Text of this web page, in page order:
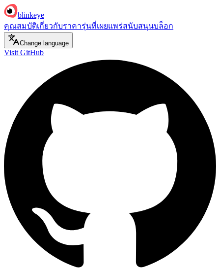
blinkeye
คุณสมบัติเกี่ยวกับราคารุ่นที่เผยแพร่สนับสนุนบล็อก
Change language
Visit GitHub